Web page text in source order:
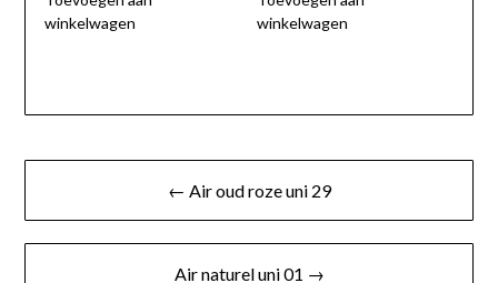
winkelwagen
winkelwagen
Berichtnavigatie
← Air oud roze uni 29
Air naturel uni 01 →